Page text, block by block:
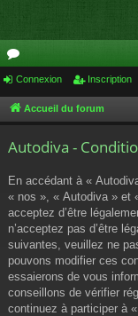
or
u
Connexion Inscription
Accueil du forum
Autodiva -
En accédant à «
« nos », « Autodiva » et
acceptez d’être
n’acceptez pas d’être
suivantes, veuillez ne
pouvons modifier ces
essaierons de vous
conseillons de vérifier
continuez à participer à